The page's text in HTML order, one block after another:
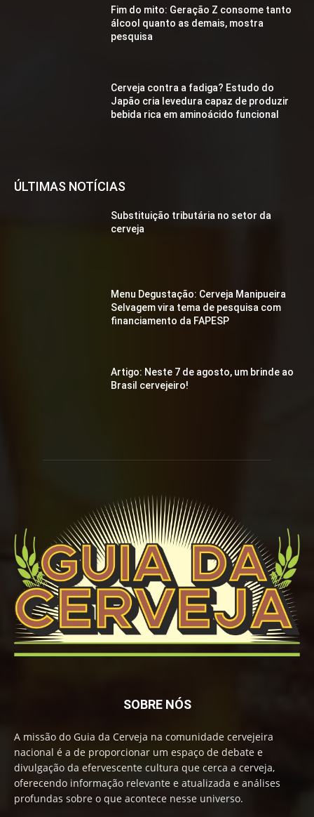
Fim do mito: Geração Z consome tanto
álcool quanto as demais, mostra
pesquisa
Cerveja contra a fadiga? Estudo do
Japão cria levedura capaz de produzir
bebida rica em aminoácido funcional
ÚLTIMAS NOTÍCIAS
Substituição tributária no setor da
cerveja
Menu Degustação: Cerveja Manipueira
Selvagem vira tema de pesquisa com
financiamento da FAPESP
Artigo: Neste 7 de agosto, um brinde ao
Brasil cervejeiro!
SOBRE NÓS
A missão do Guia da Cerveja na comunidade cervejeira
nacional é a de proporcionar um espaço de debate e
divulgação da efervescente cultura que cerca a cerveja,
oferecendo informação relevante e atualizada e análises
profundas sobre o que acontece nesse universo.